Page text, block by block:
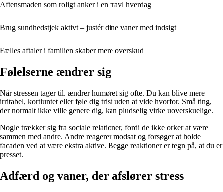
Aftensmaden som roligt anker i en travl hverdag
Brug sundhedstjek aktivt – justér dine vaner med indsigt
Fælles aftaler i familien skaber mere overskud
Følelserne ændrer sig
Når stressen tager til, ændrer humøret sig ofte. Du kan blive mere
irritabel, kortluntet eller føle dig trist uden at vide hvorfor. Små ting,
der normalt ikke ville genere dig, kan pludselig virke uoverskuelige.
Nogle trækker sig fra sociale relationer, fordi de ikke orker at være
sammen med andre. Andre reagerer modsat og forsøger at holde
facaden ved at være ekstra aktive. Begge reaktioner er tegn på, at du er
presset.
Adfærd og vaner, der afslører stress